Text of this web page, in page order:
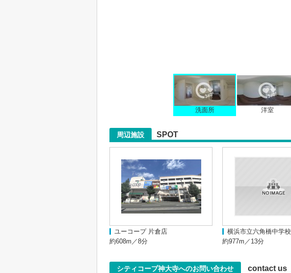
洗面所 洋室
周辺施設 SPOT
ユーコープ 片倉店
約608m／8分
横浜市立六角橋中学校
約977m／13分
シティコープ神大寺へのお問い合わせ contact us